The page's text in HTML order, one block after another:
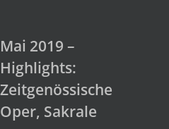
Mai 2019 –
Highlights:
Zeitgenössische
Oper, Sakrale